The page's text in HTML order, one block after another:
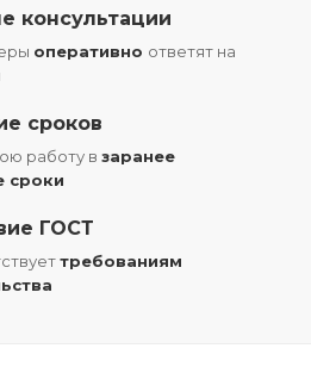
консультации
оперативно ответят на
сроков
работу в заранее
сроки
ГОСТ
требованиям